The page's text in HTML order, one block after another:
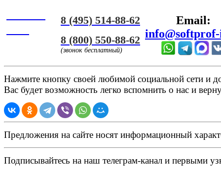
8 (495) 514-88-62
8 (800) 550-88-62
(звонок бесплатный)
Email:
Нажмите кнопку своей любимой социальной сети и
Вас будет возможность легко вспомнить о нас и
Предложения на сайте носят информационный
Подписывайтесь на наш телеграм-канал и первыми